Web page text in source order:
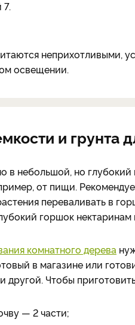
неприхотливыми,
освещении.
и грунта
в небольшой, но
от пищи.
переваливать в
горшок
комнатного дерева
в магазине или
другой. Чтобы
— 2 части;